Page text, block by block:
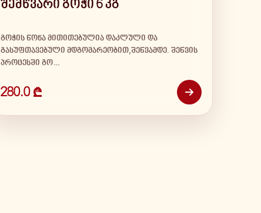
შემწვარი გოჭი 6 კგ
გოჭის წონა მითითებულია დაკლული და
გასუფთავებული მდგომარეობით,შეწვამდე. შეწვის
პროცესში გო…
280.0 ₾